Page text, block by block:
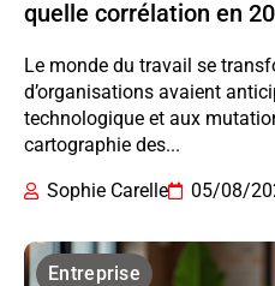
quelle corrélation en
Le monde du travail se
d’organisations avaient
technologique et aux
cartographie des...
Sophie Carelle
05/08/
Entreprise